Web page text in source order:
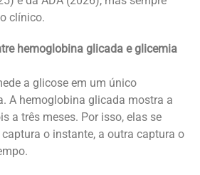
clínico.
hemoglobina glicada e glicemia
a glicose em um único
A hemoglobina glicada mostra a
a três meses. Por isso, elas se
o instante, a outra captura o